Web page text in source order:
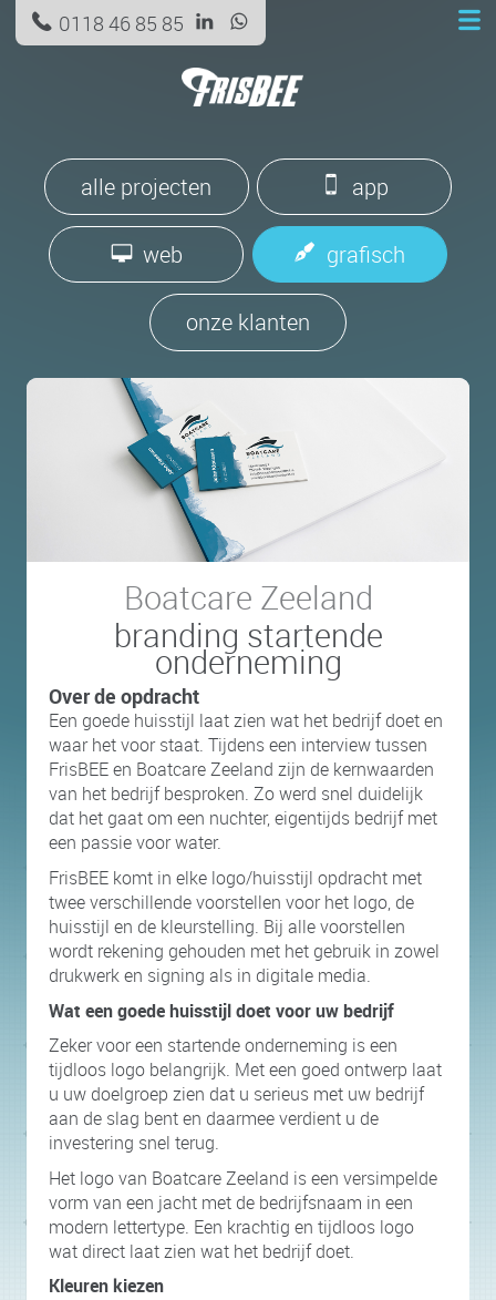
0118 46 85 85
alle projecten app
web grafisch
onze klanten
Boatcare Zeeland
branding startende
onderneming
Over de opdracht
Een goede huisstijl laat zien wat het bedrijf doet en
waar het voor staat. Tijdens een interview tussen
FrisBEE en Boatcare Zeeland zijn de kernwaarden
van het bedrijf besproken. Zo werd snel duidelijk
dat het gaat om een nuchter, eigentijds bedrijf met
een passie voor water.
FrisBEE komt in elke logo/huisstijl opdracht met
twee verschillende voorstellen voor het logo, de
huisstijl en de kleurstelling. Bij alle voorstellen
wordt rekening gehouden met het gebruik in zowel
drukwerk en signing als in digitale media.
Wat een goede huisstijl doet voor uw bedrijf
Zeker voor een startende onderneming is een
tijdloos logo belangrijk. Met een goed ontwerp laat
u uw doelgroep zien dat u serieus met uw bedrijf
aan de slag bent en daarmee verdient u de
investering snel terug.
Het logo van Boatcare Zeeland is een versimpelde
vorm van een jacht met de bedrijfsnaam in een
modern lettertype. Een krachtig en tijdloos logo
wat direct laat zien wat het bedrijf doet.
Kleuren kiezen